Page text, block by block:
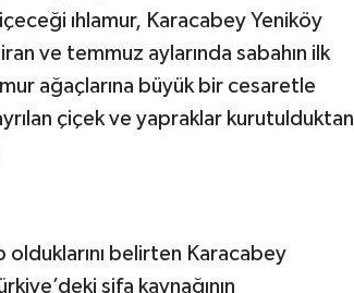
ıhlamur, Karacabey Yeniköy
ve temmuz aylarında sabahın ilk
ağaçlarına büyük bir cesaretle
çiçek ve yapraklar kurutulduktan
olduklarını belirten Karacabey
şifa kaynağının